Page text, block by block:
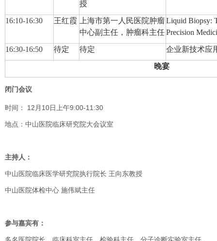
授
16:10-16:30 王红霞
上海市第一人民医院肿瘤
中心副主任，肿瘤科主任
Liquid Biopsy:
Precision
16:30-16:50 待定 待定 企业新技术应
晚宴
闭门会议
时间： 12月10日上午9:00-11:30
地点：中山医院临床研究院大会议室
主持人：
中山医院临床医学研究院执行院长 王向东教授
中山医院体检中心 施伟斌主任
参与嘉宾有：